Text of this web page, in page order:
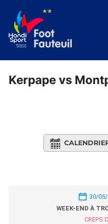
contenu
Kerpape vs
30/
WEEK-END À
CREPS